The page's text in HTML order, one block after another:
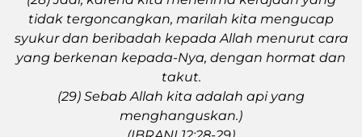
tidak tergoncangkan, marilah kita mengucap
syukur dan beribadah kepada Allah menurut cara
yang berkenan kepada-Nya, dengan hormat dan
takut.
(29) Sebab Allah kita adalah api yang
menghanguskan.)